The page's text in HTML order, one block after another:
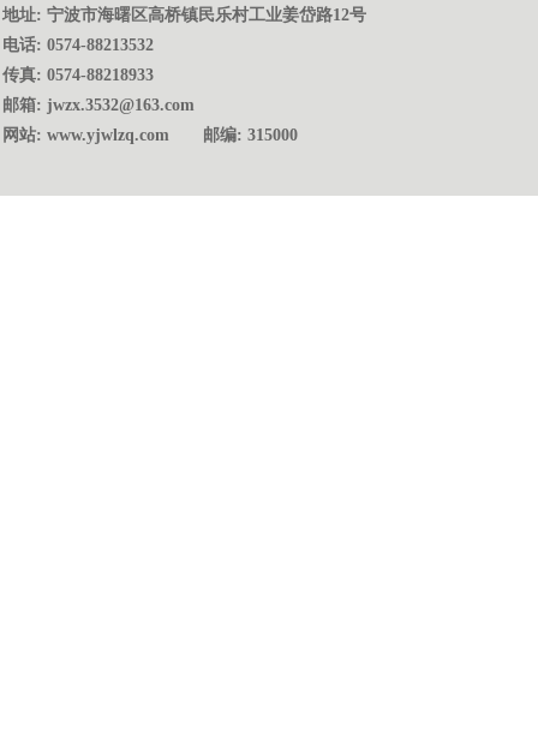
地址: 宁波市海曙区高桥镇民乐村工业姜岱路12号
电话: 0574-88213532
传真: 0574-88218933
邮箱: jwzx.3532@163.com
网站: www.yjwlzq.com 邮编: 315000